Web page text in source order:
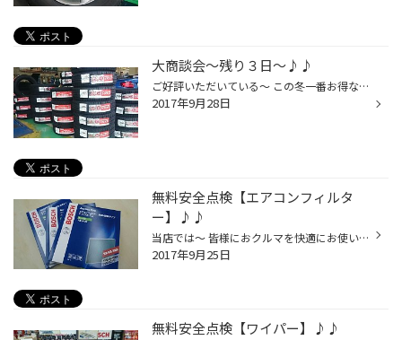
大商談会～残り３日～♪♪
ご好評いただいている～ この冬一番お得な『 大商談会 』～!! 残すところ,あと３日ッ!! 連日,たくさんのご注文・ご相談にご来店いただき, ありがとうございますッ♪♪ 今日も～!! 皆様にご注文いただいたタイヤ達が～!! どんどん～入荷してきましたぁ～!! 大量のタイヤ達の整理が終わったところに～ッ...
2017年9月28日
無料安全点検【エアコンフィルタ
ー】♪♪
当店では～ 皆様におクルマを快適にお使いいただくためにッ!! 無料でおクルマの点検をさせていただいてますッ!! 『 無料安全点検 』 今日は『 エアコンフィルター 』の ご紹介させていただきますねッ♪♪ エアコンをつけるとイヤな臭いしませんかぁ～?? × エアコンつけると臭い… × エアコンの風量が弱...
2017年9月25日
無料安全点検【ワイパー】♪♪